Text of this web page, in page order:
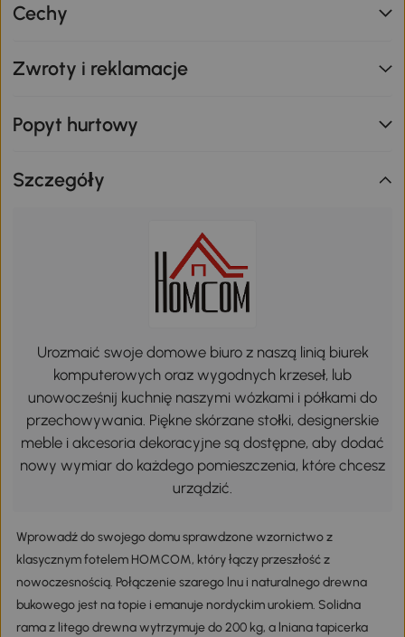
Cechy
Zwroty i reklamacje
Popyt hurtowy
Szczegóły
Urozmaić swoje domowe biuro z naszą linią biurek
komputerowych oraz wygodnych krzeseł, lub
unowocześnij kuchnię naszymi wózkami i półkami do
przechowywania. Piękne skórzane stołki, designerskie
meble i akcesoria dekoracyjne są dostępne, aby dodać
nowy wymiar do każdego pomieszczenia, które chcesz
urządzić.
Wprowadź do swojego domu sprawdzone wzornictwo z
klasycznym fotelem HOMCOM, który łączy przeszłość z
nowoczesnością. Połączenie szarego lnu i naturalnego drewna
bukowego jest na topie i emanuje nordyckim urokiem. Solidna
rama z litego drewna wytrzymuje do 200 kg, a lniana tapicerka